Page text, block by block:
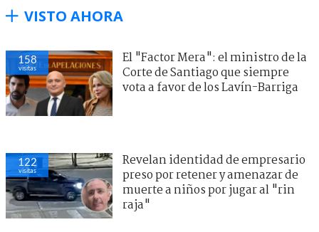
VISTO AHORA
158
visitas
El "Factor Mera": el ministro de la
Corte de Santiago que siempre
vota a favor de los Lavín-Barriga
122
visitas
Revelan identidad de empresario
preso por retener y amenazar de
muerte a niños por jugar al "rin
raja"